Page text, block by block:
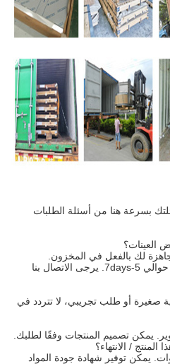
بسرعة هنا من أسئلة الطلبات
لك بالفعل في المخزون.
العينات المخصصة سوف تستغرق حوالي 5-7days. يرجى الاتصال بنا
أو طلب تجريبي، لا تتردد في
يمكن تصميم المنتجات وفقًا لطلبك.
/ الانتهاء؟
لأكثر من 10 سنوات. يمكن توفير شهادة جودة المواد